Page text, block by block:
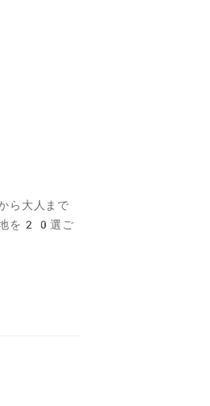
ら大人まで
地を20選ご